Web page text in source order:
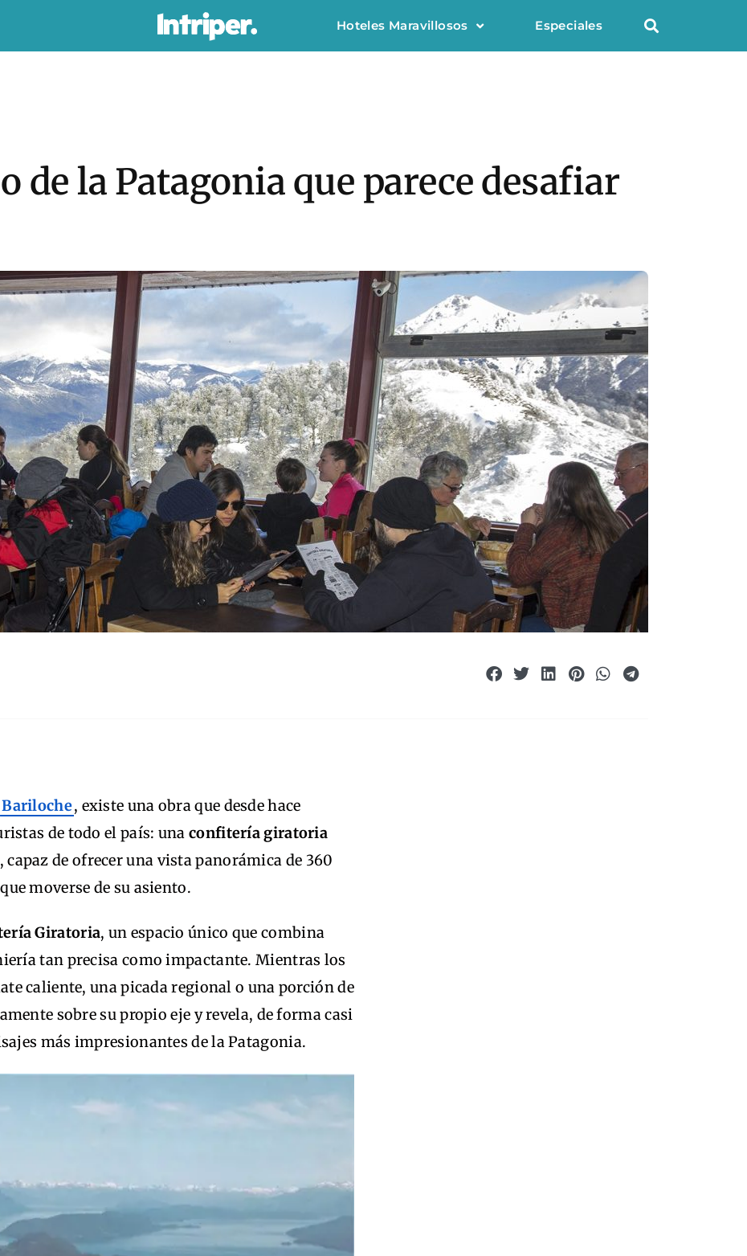
Hoteles Maravillosos Especiales
de la Patagonia que parece desafiar
Bariloche, existe una obra que desde hace
de todo el país: una confitería giratoria
, capaz de ofrecer una vista panorámica de 360
moverse de su asiento.
Giratoria, un espacio único que combina
tan precisa como impactante. Mientras los
caliente, una picada regional o una porción de
sobre su propio eje y revela, de forma casi
más impresionantes de la Patagonia.